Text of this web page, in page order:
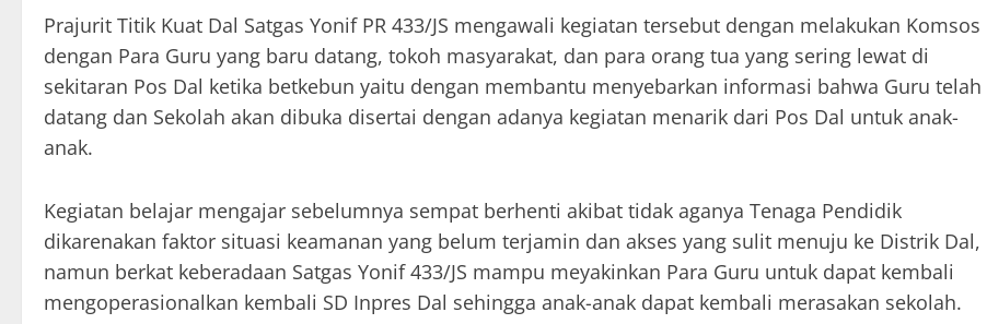
Prajurit Titik Kuat Dal Satgas Yonif PR 433/JS mengawali kegiatan tersebut dengan melakukan Komsos
dengan Para Guru yang baru datang, tokoh masyarakat, dan para orang tua yang sering lewat di
sekitaran Pos Dal ketika betkebun yaitu dengan membantu menyebarkan informasi bahwa Guru telah
datang dan Sekolah akan dibuka disertai dengan adanya kegiatan menarik dari Pos Dal untuk anak-
anak.
Kegiatan belajar mengajar sebelumnya sempat berhenti akibat tidak aganya Tenaga Pendidik
dikarenakan faktor situasi keamanan yang belum terjamin dan akses yang sulit menuju ke Distrik Dal,
namun berkat keberadaan Satgas Yonif 433/JS mampu meyakinkan Para Guru untuk dapat kembali
mengoperasionalkan kembali SD Inpres Dal sehingga anak-anak dapat kembali merasakan sekolah.